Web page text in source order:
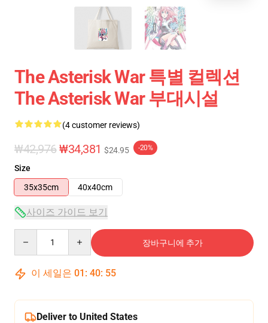
The Asterisk War 특별 컬렉션
The Asterisk War 부대시설
(4 customer reviews)
₩42,976₩34,381 $24.95 -20%
Size
35x35cm
40x40cm
사이즈 가이드 보기
장바구니에 추가
이 세일은 01 : 40: 54
Deliver to United States